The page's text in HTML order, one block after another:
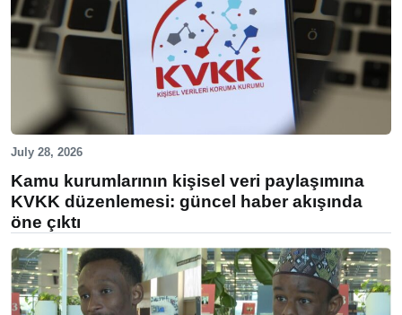
July 28, 2026
Kamu kurumlarının kişisel veri paylaşımına
KVKK düzenlemesi: güncel haber akışında
öne çıktı